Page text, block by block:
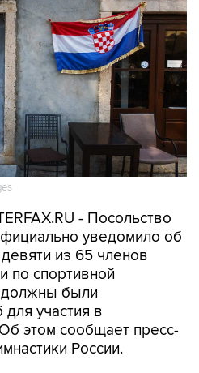
- Посольство
уведомило об
из 65 членов
по спортивной
должны были
для участия в
этом сообщает пресс-
России.